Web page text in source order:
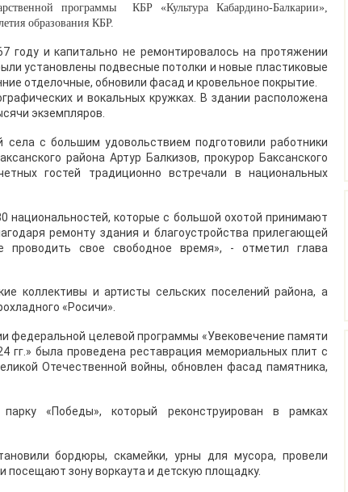
программы КБР «Культура Кабардино-Балкарии»,
образования КБР.
году и капитально не ремонтировалось на протяжении
установлены подвесные потолки и новые пластиковые
отделочные, обновили фасад и кровельное покрытие.
и вокальных кружках. В здании расположена
экземпляров.
с большим удовольствием подготовили работники
района Артур Балкизов, прокурор Баксанского
гостей традиционно встречали в национальных
национальностей, которые с большой охотой принимают
ремонту здания и благоустройства прилегающей
проводить свое свободное время», - отметил глава
коллективы и артисты сельских поселений района, а
«Росичи».
федеральной целевой программы «Увековечение памяти
гг.» была проведена реставрация мемориальных плит с
Отечественной войны, обновлен фасад памятника,
«Победы», который реконструирован в рамках
бордюры, скамейки, урны для мусора, провели
зону воркаута и детскую площадку.